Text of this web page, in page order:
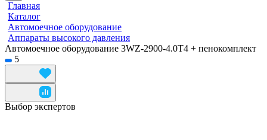
Главная
Каталог
Автомоечное оборудование
Аппараты высокого давления
Автомоечное оборудование 3WZ-2900-4.0T4 + пенокомплект
5
Выбор экспертов